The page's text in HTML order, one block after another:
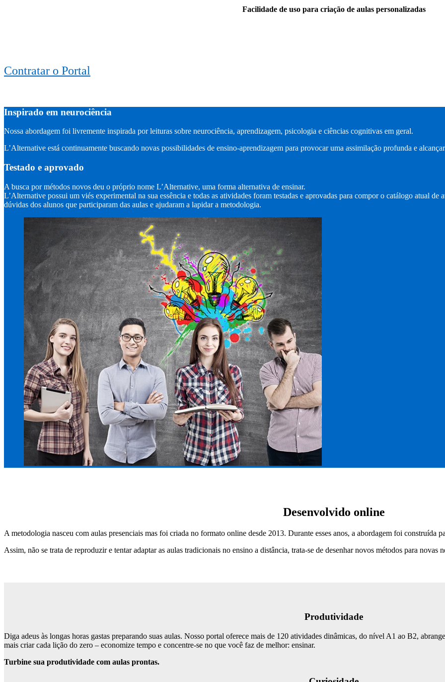
Facilidade de uso para criação de aulas personalizadas
Contratar o Portal
Inspirado em neurociência
Nossa abordagem foi livremente inspirada por leituras sobre neurociência, aprendizagem, psicologia e ciências cognitivas em geral.
L’Alternative está continuamente buscando novas possibilidades de ensino-aprendizagem para provocar uma assimilação profunda e
Testado e aprovado
A busca por métodos novos deu o próprio nome L’Alternative, uma forma alternativa de ensinar.
L’Alternative possui um viés experimental na sua essência e todas as atividades foram testadas e aprovadas para compor o catálogo atual
dúvidas dos alunos que participaram das aulas e ajudaram a lapidar a metodologia.
Desenvolvido online
A metodologia nasceu com aulas presenciais mas foi criada no formato online desde 2013. Durante esses anos, a abordagem foi construída
Assim, não se trata de reproduzir e tentar adaptar as aulas tradicionais no ensino a distância, trata-se de desenhar novos métodos para novas
Produtividade
Diga adeus às longas horas gastas preparando suas aulas. Nosso portal oferece mais de 120 atividades dinâmicas, do nível A1 ao B2,
mais criar cada lição do zero – economize tempo e concentre-se no que você faz de melhor: ensinar.
Turbine sua produtividade com aulas prontas.